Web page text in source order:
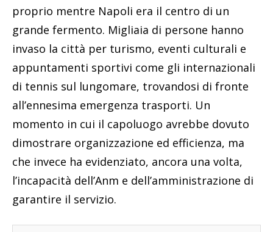
proprio mentre Napoli era il centro di un
grande fermento. Migliaia di persone hanno
invaso la città per turismo, eventi culturali e
appuntamenti sportivi come gli internazionali
di tennis sul lungomare, trovandosi di fronte
all’ennesima emergenza trasporti. Un
momento in cui il capoluogo avrebbe dovuto
dimostrare organizzazione ed efficienza, ma
che invece ha evidenziato, ancora una volta,
l’incapacità dell’Anm e dell’amministrazione di
garantire il servizio.